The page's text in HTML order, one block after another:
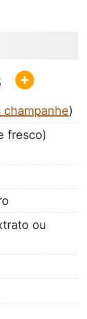
)
fresco)
ou